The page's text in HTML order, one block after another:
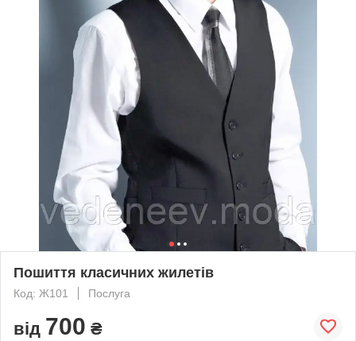
Пошиття класичних жилетів
Код: Ж101 Послуга
від 700 ₴